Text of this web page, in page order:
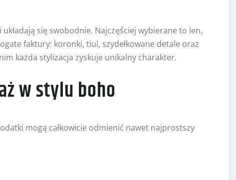
się swobodnie. Najczęściej wybierane to len,
faktury: koronki, tiul, szydełkowane detale oraz
każda stylizacja zyskuje unikalny charakter.
w stylu boho
mogą całkowicie odmienić nawet najprostszy